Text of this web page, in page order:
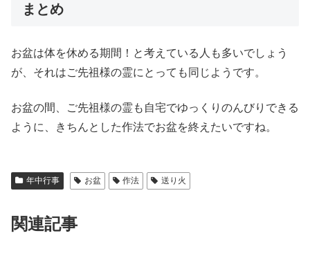
まとめ
お盆は体を休める期間！と考えている人も多いでしょう
が、それはご先祖様の霊にとっても同じようです。
お盆の間、ご先祖様の霊も自宅でゆっくりのんびりできる
ように、きちんとした作法でお盆を終えたいですね。
年中行事 お盆 作法 送り火
関連記事